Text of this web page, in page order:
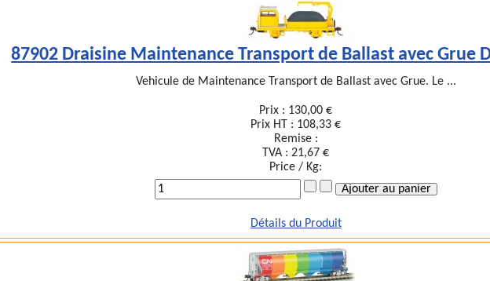
87902 Draisine Maintenance Transport de Ballast avec Grue
Vehicule de Maintenance Transport de Ballast avec Grue. Le ...
Prix : 130,00 €
Prix HT : 108,33 €
Remise :
TVA :21,67 €
Price / Kg:
Détails du Produit